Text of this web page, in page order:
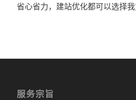
省心省力，建站优化都可以选择我
服务宗旨